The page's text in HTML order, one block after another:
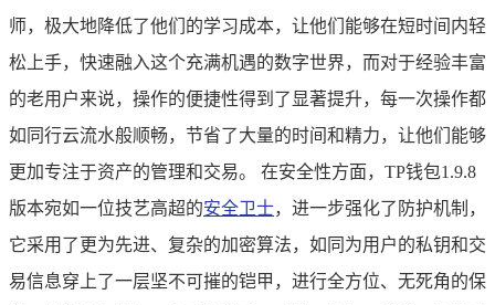
师，极大地降低了他们的学习成本，让他们能够在短时间内轻
松上手，快速融入这个充满机遇的数字世界，而对于经验丰富
的老用户来说，操作的便捷性得到了显著提升，每一次操作都
如同行云流水般顺畅，节省了大量的时间和精力，让他们能够
更加专注于资产的管理和交易。 在安全性方面，TP钱包1.9.8
版本宛如一位技艺高超的安全卫士，进一步强化了防护机制，
它采用了更为先进、复杂的加密算法，如同为用户的私钥和交
易信息穿上了一层坚不可摧的铠甲，进行全方位、无死角的保